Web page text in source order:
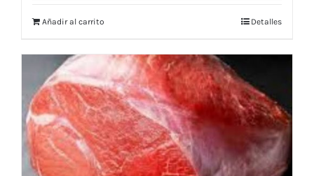
Añadir al carrito Detalles